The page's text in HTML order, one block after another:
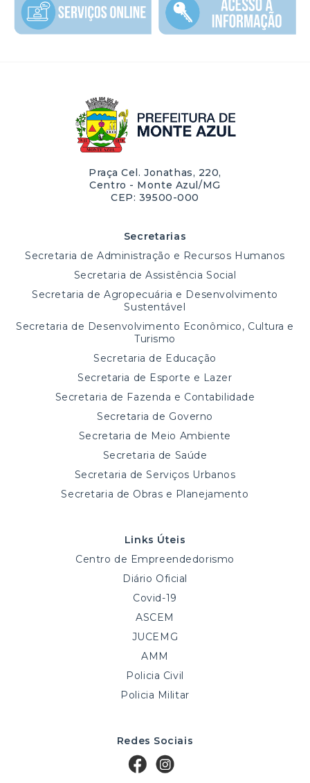
Praça Cel. Jonathas, 220,
Centro - Monte Azul/MG
CEP: 39500-000
Secretarias
Secretaria de Administração e Recursos Humanos
Secretaria de Assistência Social
Secretaria de Agropecuária e Desenvolvimento
Sustentável
Secretaria de Desenvolvimento Econômico, Cultura e
Turismo
Secretaria de Educação
Secretaria de Esporte e Lazer
Secretaria de Fazenda e Contabilidade
Secretaria de Governo
Secretaria de Meio Ambiente
Secretaria de Saúde
Secretaria de Serviços Urbanos
Secretaria de Obras e Planejamento
Links Úteis
Centro de Empreendedorismo
Diário Oficial
Covid-19
ASCEM
JUCEMG
AMM
Policia Civil
Policia Militar
Redes Sociais